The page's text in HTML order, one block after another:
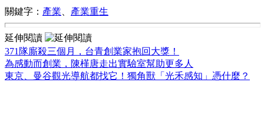
關鍵字： 產業、 產業重生
延伸閱讀
371隊廝殺三個月，台青創業家抱回大獎！
為感動而創業，陳槿唐走出實驗室幫助更多人
東京、曼谷觀光導航都找它！獨角獸「光禾感知」憑什麼？